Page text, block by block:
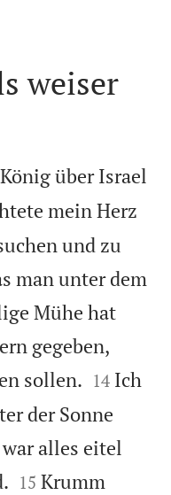
weiser
über Israel
mein Herz
und zu
man unter dem
Mühe hat
gegeben,
sollen. 

14 Ich
der Sonne
alles eitel


15 Krumm